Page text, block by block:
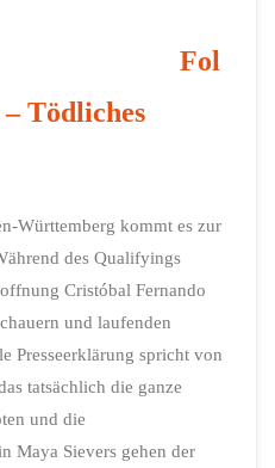
Fol
Tödliches
Württemberg kommt es zur
des Qualifyings
Cristóbal Fernando
und laufenden
Presseerklärung spricht von
tatsächlich die ganze
und die
Maya Sievers gehen der